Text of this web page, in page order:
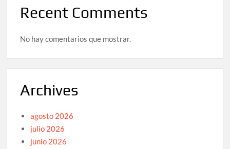
Recent Comments
No hay comentarios que mostrar.
Archives
agosto 2026
julio 2026
junio 2026